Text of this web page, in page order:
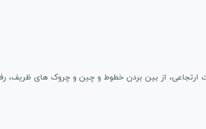
از بین بردن خطوط و چین و چروک های ظریف،